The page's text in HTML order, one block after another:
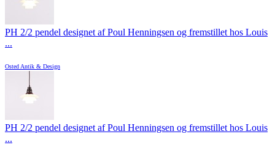
PH 2/2 pendel designet af Poul Henningsen og fremstillet hos Louis
...
Osted Antik & Design
PH 2/2 pendel designet af Poul Henningsen og fremstillet hos Louis
...